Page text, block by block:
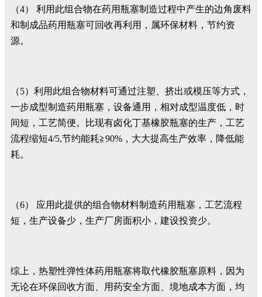
（4） 利用此组合物在药用瓶塞制造过程中产生的边角废料
和制成品药用瓶塞可回收再利用，属环保材料，节约资
源。
（5）利用此组合物材料可通过注塑、挤出或模压等方式，
一步成型制造药用瓶塞，设备通用，相对成型温度低，时
间短，工艺简便。比现有卤化丁基橡胶瓶塞的生产，工艺
流程缩短4/5,节约能耗≧90%，大大提高生产效率，降低能
耗。
（6） 应用此提供的组合物材料制造药用瓶塞，工艺流程
短，生产设备少，生产厂房面积小，建设投资少。
综上，热塑性弹性体药用瓶塞将取代橡胶瓶塞原料，因为
无论在环保回收方面、用药安全方面、境地成本方面，均